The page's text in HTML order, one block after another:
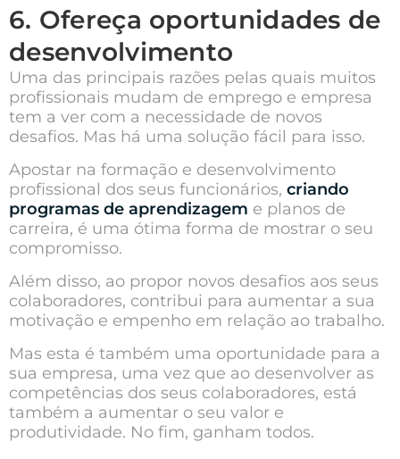
6. Ofereça oportunidades de
desenvolvimento
Uma das principais razões pelas quais muitos
profissionais mudam de emprego e empresa
tem a ver com a necessidade de novos
desafios. Mas há uma solução fácil para isso.
Apostar na formação e desenvolvimento
profissional dos seus funcionários, criando
programas de aprendizagem e planos de
carreira, é uma ótima forma de mostrar o seu
compromisso.
Além disso, ao propor novos desafios aos seus
colaboradores, contribui para aumentar a sua
motivação e empenho em relação ao trabalho.
Mas esta é também uma oportunidade para a
sua empresa, uma vez que ao desenvolver as
competências dos seus colaboradores, está
também a aumentar o seu valor e
produtividade. No fim, ganham todos.